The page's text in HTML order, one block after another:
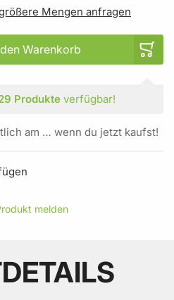
Mengen anfragen
Warenkorb
Produkteverfügbar!
am … wenn du jetzt kaufst!
melden